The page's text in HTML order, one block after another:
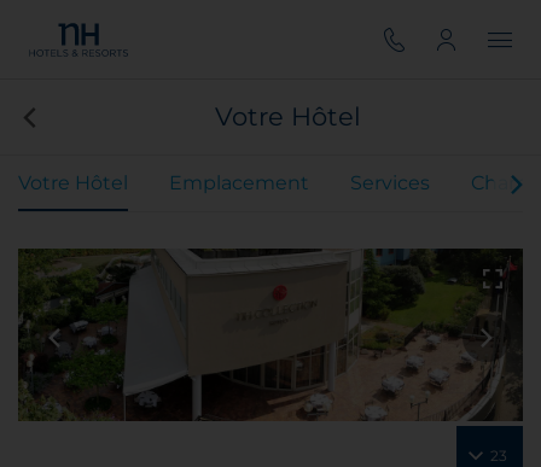
Votre Hôtel
Votre Hôtel Emplacement Services
23